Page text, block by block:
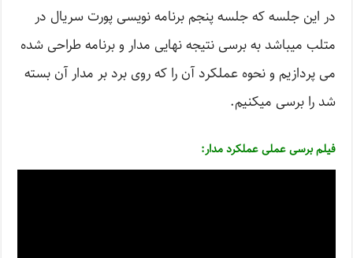
در این جلسه که جلسه پنجم برنامه نویسی پورت سریال در
متلب میباشد به برسی نتیجه نهایی مدار و برنامه طراحی شده
می پردازیم و نحوه عملکرد آن را که روی برد بر مدار آن بسته
شد را برسی میکنیم.
فیلم برسی عملی عملکرد مدار: